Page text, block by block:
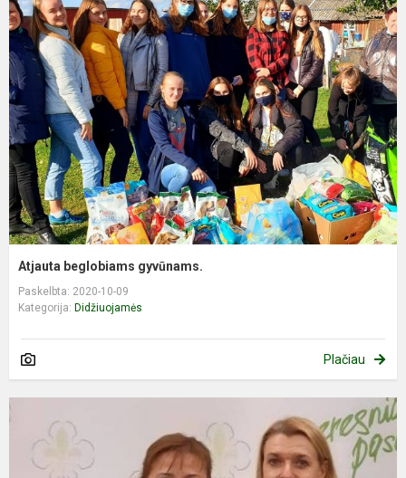
Atjauta beglobiams gyvūnams.
Paskelbta: 2020-10-09
Kategorija: Didžiuojamės
Plačiau